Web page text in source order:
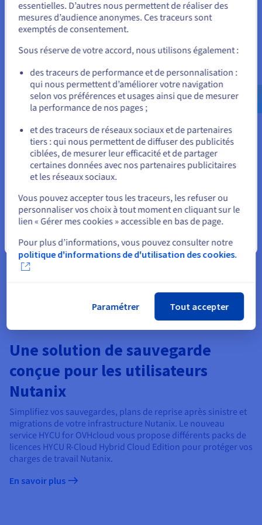
En savoir plus
Contacter notre service commercial pour souscrire au
support Business ou Enterprise
Nous contacter
Une solution de sauvegarde
conçue pour les utilisateurs
Nutanix
Simplifiez vos sauvegardes, plans de reprise après sinistre et
migrations de votre infrastructure Nutanix. Le nouveau
service HYCU for OVHcloud vous propose différents packs de
licences HYCU R-Cloud Hybrid Cloud Edition pour protéger vos
charges de travail Nutanix.
En savoir plus
Unis.
Pour commander, rendez-vous sur le site de votre pays (États-
Unis) et créez un compte.
us.ovhcloud.com/hosted-private-
cloud
Anglais USD - $
Rester sur le site actuel
Fermer
essentielles. D’autres nous permettent de réaliser des
mesures d’audience anonymes. Ces traceurs sont
exemptés de consentement.
Sous réserve de votre accord, nous utilisons également :
des traceurs de performance et de personnalisation :
qui nous permettent d’améliorer votre navigation
selon vos préférences et usages ainsi que de mesurer
la performance de nos pages ;
et des traceurs de réseaux sociaux et de partenaires
tiers : qui nous permettent de diffuser des publicités
ciblées, de mesurer leur efficacité et de partager
certaines données avec nos partenaires publicitaires
et les réseaux sociaux.
Vous pouvez accepter tous les traceurs, les refuser ou
personnaliser vos choix à tout moment en cliquant sur le
lien « Gérer mes cookies » accessible en bas de page.
Pour plus d’informations, vous pouvez consulter notre
politique d'informations de d'utilisation des cookies.
Paramétrer Tout accepter